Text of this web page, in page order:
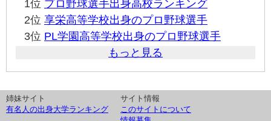
1位 プロ野球選手出身高校ランキング
2位 享栄高等学校出身のプロ野球選手
3位 PL学園高等学校出身のプロ野球選手
もっと見る
姉妹サイト
有名人の出身大学ランキング
サイト情報
このサイトについて